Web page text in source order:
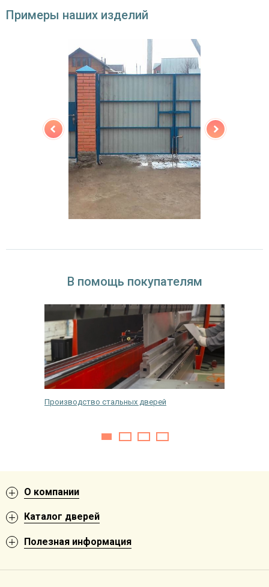
Примеры наших изделий
В помощь покупателям
Производство стальных дверей
О компании
Каталог дверей
Полезная информация